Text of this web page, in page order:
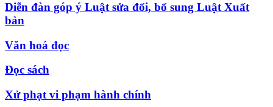
Diễn đàn góp ý Luật sửa đổi, bổ sung Luật Xuất
bản
Văn hoá đọc
Đọc sách
Xử phạt vi phạm hành chính